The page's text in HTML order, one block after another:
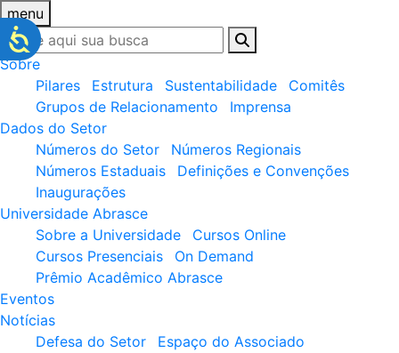
menu
Sobre
Pilares
Estrutura Sustentabilidade
Comitês
Grupos de Relacionamento
Imprensa
Dados do Setor
Números do Setor
Números Regionais
Números Estaduais
Definições e Convenções
Inaugurações
Universidade Abrasce
Sobre a Universidade
Cursos Online
Cursos Presenciais
On Demand
Prêmio Acadêmico Abrasce
Eventos
Notícias
Defesa do Setor
Espaço do Associado